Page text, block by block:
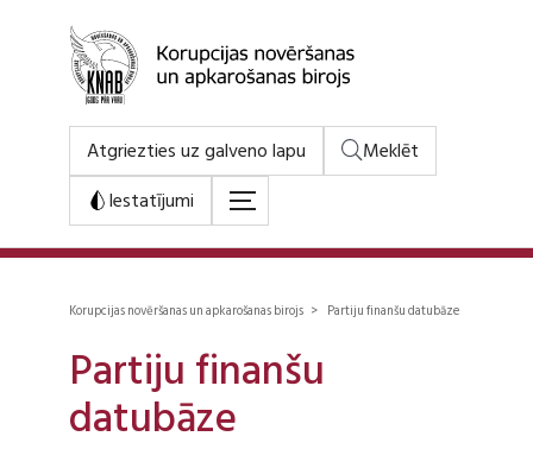
Atgriezties uz galveno lapu
Meklēt
Iestatījumi
Korupcijas novēršanas un apkarošanas birojs > Partiju finanšu datubāze
Partiju finanšu
datubāze